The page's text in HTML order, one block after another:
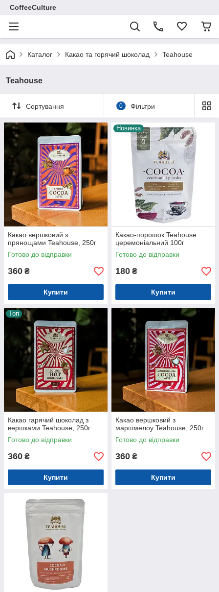
CoffeeCulture
Каталог Какао та горячий шоколад Teahouse
Teahouse
Сортування 0 Фільтри
Какао вершковий з
прянощами Teahouse, 250г
Готово до відправки
360 ₴
Купити
Новинка
Какао-порошок Teahouse
церемоніальний 100г
Готово до відправки
180 ₴
Купити
Топ
Какао гарячий шоколад з
вершками Teahouse, 250г
Готово до відправки
360 ₴
Купити
Какао вершковий з
маршмелоу Teahouse, 250г
Готово до відправки
360 ₴
Купити